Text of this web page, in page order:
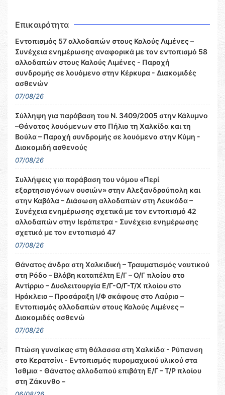
Επικαιρότητα
Εντοπισμός 57 αλλοδαπών στους Καλούς Λιμένες –
Συνέχεια ενημέρωσης αναφορικά με τον εντοπισμό 58
αλλοδαπών στους Καλούς Λιμένες - Παροχή
συνδρομής σε λουόμενο στην Κέρκυρα - Διακομιδές
ασθενών
07/08/26
Σύλληψη για παράβαση του Ν. 3409/2005 στην Κάλυμνο
–Θάνατος λουόμενων στο Πήλιο τη Χαλκίδα και τη
Βούλα – Παροχή συνδρομής σε λουόμενο στην Κύμη -
Διακομιδή ασθενούς
07/08/26
Συλλήψεις για παράβαση του νόμου «Περί
εξαρτησιογόνων ουσιών» στην Αλεξανδρούπολη και
στην Καβάλα – Διάσωση αλλοδαπών στη Λευκάδα –
Συνέχεια ενημέρωσης σχετικά με τον εντοπισμό 42
αλλοδαπών στην Ιεράπετρα - Συνέχεια ενημέρωσης
σχετικά με τον εντοπισμό 47
07/08/26
Θάνατος άνδρα στη Χαλκιδική – Τραυματισμός ναυτικού
στη Ρόδο – Βλάβη καταπέλτη Ε/Γ – Ο/Γ πλοίου στο
Αντίρριο – Δυσλειτουργία Ε/Γ-Ο/Γ-Τ/Χ πλοίου στο
Ηράκλειο – Προσάραξη Ι/Φ σκάφους στο Λαύριο –
Εντοπισμός αλλοδαπών στους Καλούς Λιμένες –
Διακομιδές ασθενώ
07/08/26
Πτώση γυναίκας στη θάλασσα στη Χαλκίδα - Ρύπανση
στο Κερατσίνι - Εντοπισμός πυρομαχικού υλικού στα
Ίσθμια - Θάνατος αλλοδαπού επιβάτη Ε/Γ – Τ/Ρ πλοίου
στη Ζάκυνθο –